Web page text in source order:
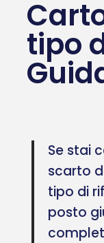
tipo
Se stai
scarto
tipo di
posto